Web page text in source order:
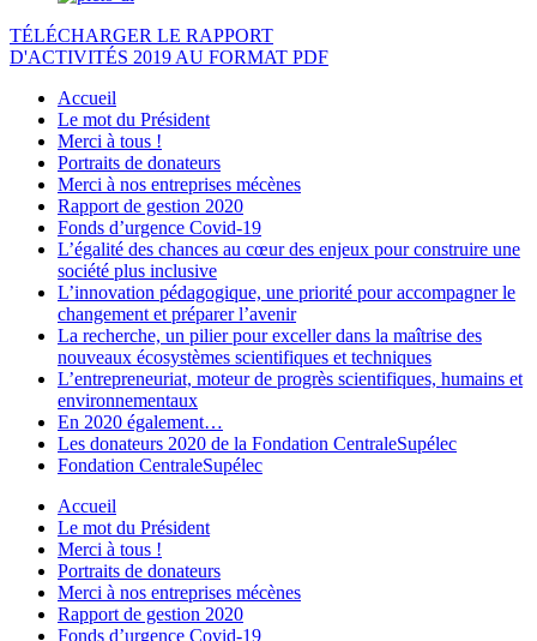
TÉLÉCHARGER LE RAPPORT
D'ACTIVITÉS 2019 AU FORMAT PDF
Accueil
Le mot du Président
Merci à tous !
Portraits de donateurs
Merci à nos entreprises mécènes
Rapport de gestion 2020
Fonds d’urgence Covid-19
L’égalité des chances au cœur des enjeux pour construire une
société plus inclusive
L’innovation pédagogique, une priorité pour accompagner le
changement et préparer l’avenir
La recherche, un pilier pour exceller dans la maîtrise des
nouveaux écosystèmes scientifiques et techniques
L’entrepreneuriat, moteur de progrès scientifiques, humains et
environnementaux
En 2020 également…
Les donateurs 2020 de la Fondation CentraleSupélec
Fondation CentraleSupélec
Accueil
Le mot du Président
Merci à tous !
Portraits de donateurs
Merci à nos entreprises mécènes
Rapport de gestion 2020
Fonds d’urgence Covid-19